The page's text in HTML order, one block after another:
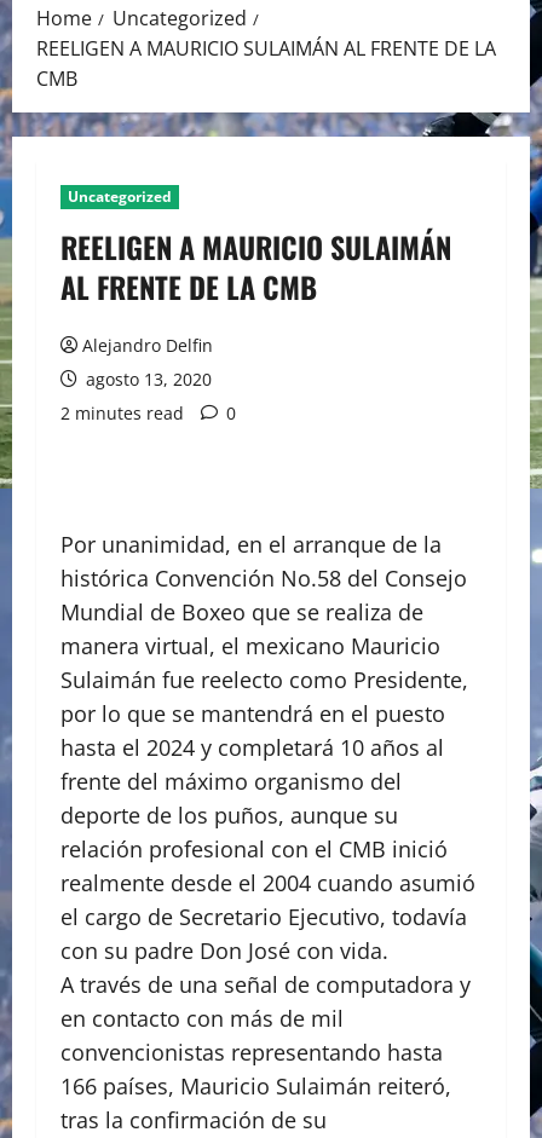
Home
Uncategorized
REELIGEN A MAURICIO SULAIMÁN AL FRENTE DE LA
CMB
Uncategorized
REELIGEN A MAURICIO SULAIMÁN
AL FRENTE DE LA CMB
Alejandro Delfin
agosto 13, 2020
2 minutes read
0
Por unanimidad, en el arranque de la
histórica Convención No.58 del Consejo
Mundial de Boxeo que se realiza de
manera virtual, el mexicano Mauricio
Sulaimán fue reelecto como Presidente,
por lo que se mantendrá en el puesto
hasta el 2024 y completará 10 años al
frente del máximo organismo del
deporte de los puños, aunque su
relación profesional con el CMB inició
realmente desde el 2004 cuando asumió
el cargo de Secretario Ejecutivo, todavía
con su padre Don José con vida.
A través de una señal de computadora y
en contacto con más de mil
convencionistas representando hasta
166 países, Mauricio Sulaimán reiteró,
tras la confirmación de su